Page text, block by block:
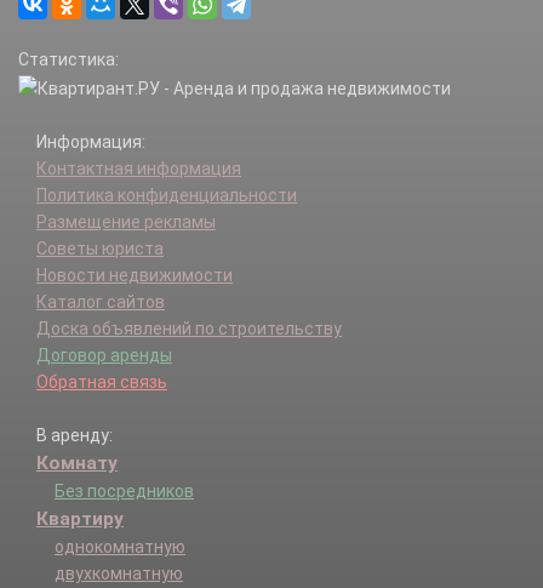
Статистика:
Информация:
Контактная информация
Политика конфиденциальности
Размещение рекламы
Советы юриста
Новости недвижимости
Каталог сайтов
Доска объявлений по строительству
Договор аренды
Обратная связь
В аренду:
Комнату
Без посредников
Квартиру
однокомнатную
двухкомнатную